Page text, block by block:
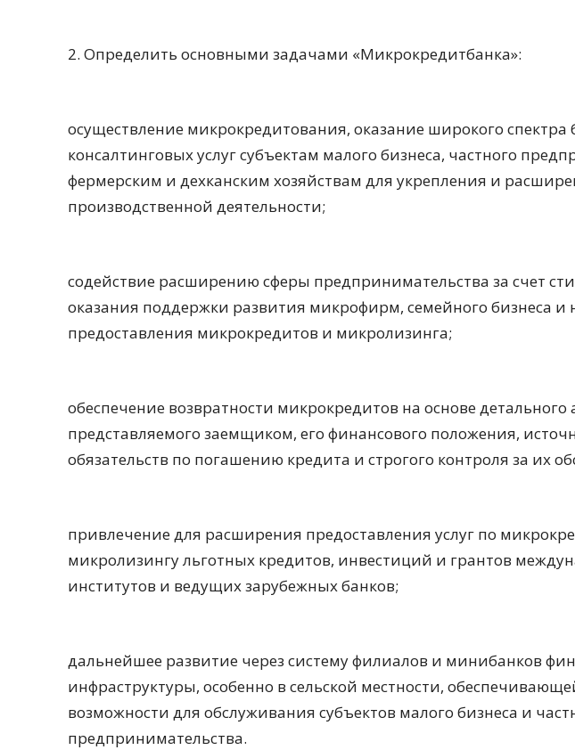
2. Определить основными задачами «Микрокредитбанка»:
осуществление микрокредитования, оказание широкого спектра
консалтинговых услуг субъектам малого бизнеса, частного
фермерским и дехканским хозяйствам для укрепления и
производственной деятельности;
содействие расширению сферы предпринимательства за счет
оказания поддержки развития микрофирм, семейного бизнеса и
предоставления микрокредитов и микролизинга;
обеспечение возвратности микрокредитов на основе детального
представляемого заемщиком, его финансового положения,
обязательств по погашению кредита и строгого контроля за их
привлечение для расширения предоставления услуг по
микролизингу льготных кредитов, инвестиций и грантов
институтов и ведущих зарубежных банков;
дальнейшее развитие через систему филиалов и минибанков
инфраструктуры, особенно в сельской местности,
возможности для обслуживания субъектов малого бизнеса и
предпринимательства.